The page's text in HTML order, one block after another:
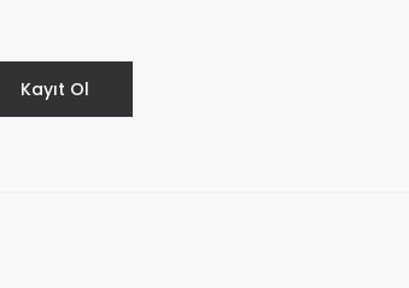
Kayıt Ol